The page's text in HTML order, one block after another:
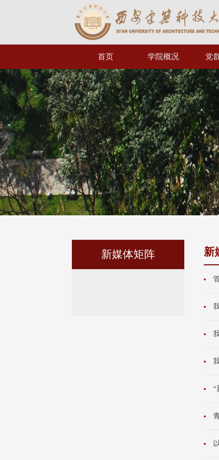
首页 学院概况
学院简介
学院领导
组织机构
办公指南
党
组
工
党
新媒体矩阵 新
“